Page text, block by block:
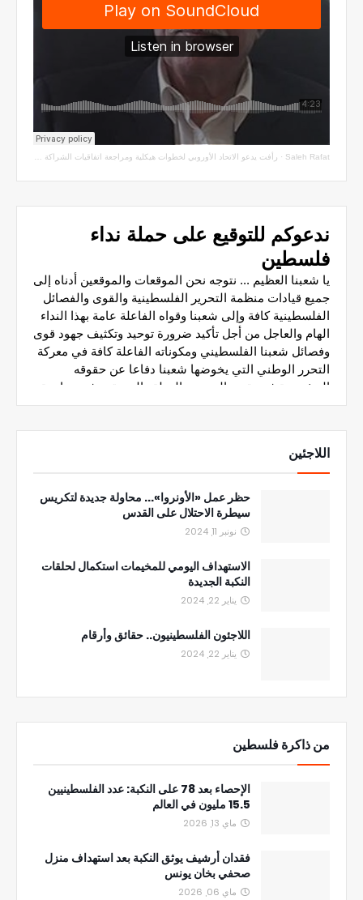
Saleh Rafat
· رأفت يدعو الاتحاد الأوروبي لخطوات هيكلية ومراجعة اتفاقيات الشراكة مع سلطة الاحتلال
اللاجئين
حظر عمل «الأونروا»... محاولة جديدة لتكريس
سيطرة الاحتلال على القدس
نونبر 11, 2024
الاستهداف اليومي للمخيمات استكمال لحلقات
النكبة الجديدة
يناير 22, 2024
اللاجئون الفلسطينيون.. حقائق وأرقام
يناير 22, 2024
من ذاكرة فلسطين
الإحصاء بعد 78 على النكبة: عدد الفلسطينيين
15.5 مليون في العالم
ماي 13, 2026
فقدان أرشيف يوثق النكبة بعد استهداف منزل
صحفي بخان يونس
ماي 06, 2026